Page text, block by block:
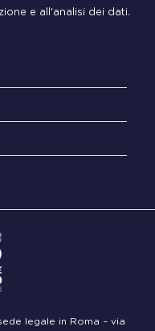
e all'analisi dei dati.
legale in Roma – via